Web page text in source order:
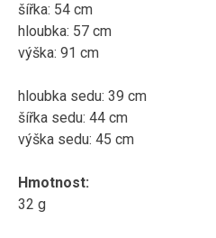
šířka: 54 cm
hloubka: 57 cm
výška: 91 cm
hloubka sedu: 39 cm
šířka sedu: 44 cm
výška sedu: 45 cm
Hmotnost:
32 g